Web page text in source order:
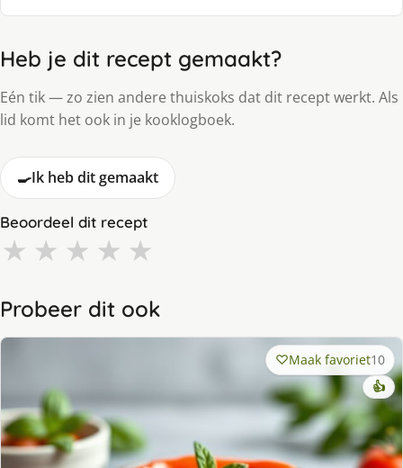
Heb je dit recept gemaakt?
Eén tik — zo zien andere thuiskoks dat dit recept werkt. Als
lid komt het ook in je kooklogboek.
🍳Ik heb dit gemaakt
Beoordeel dit recept
★ ★ ★ ★ ★
Probeer dit ook
Maak favoriet10
👍